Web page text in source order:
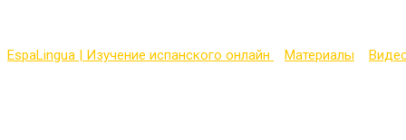
EspaLingua | Изучение испанского онлайн Материалы